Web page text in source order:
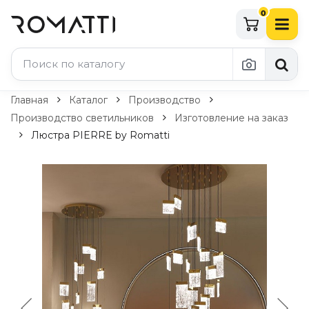
0
Каталог Romatti
Свет и освещение
Потолочные светильники
Технический свет
Уличное освещение
Комплектующие
Главная Каталог
Производство
Производство светильников
Изготовление на заказ
Люстра PIERRE by Romatti